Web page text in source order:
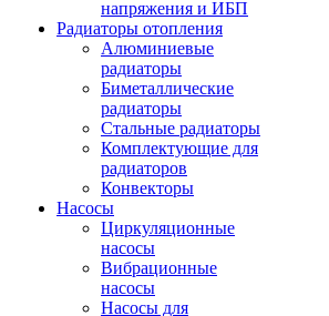
напряжения и ИБП
Радиаторы отопления
Алюминиевые
радиаторы
Биметаллические
радиаторы
Стальные радиаторы
Комплектующие для
радиаторов
Конвекторы
Насосы
Циркуляционные
насосы
Вибрационные
насосы
Насосы для